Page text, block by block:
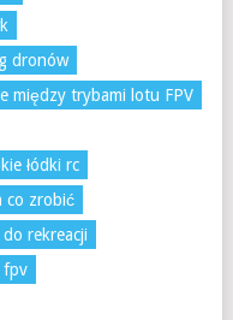
dronów
między trybami lotu FPV
łódki rc
co zrobić
do rekreacji
fpv